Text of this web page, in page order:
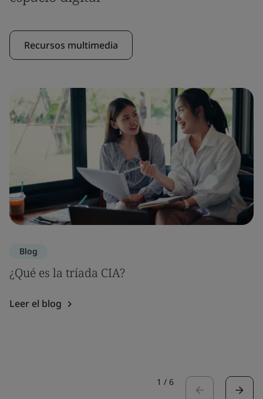
Recursos multimedia
Blog
¿Qué es la tríada CIA?
Leer el blog
1 / 6